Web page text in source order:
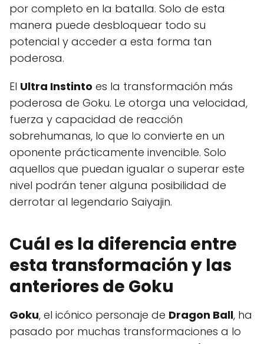
por completo en la batalla. Solo de esta
manera puede desbloquear todo su
potencial y acceder a esta forma tan
poderosa.
El Ultra Instinto es la transformación más
poderosa de Goku. Le otorga una velocidad,
fuerza y capacidad de reacción
sobrehumanas, lo que lo convierte en un
oponente prácticamente invencible. Solo
aquellos que puedan igualar o superar este
nivel podrán tener alguna posibilidad de
derrotar al legendario Saiyajin.
Cuál es la diferencia entre
esta transformación y las
anteriores de Goku
Goku, el icónico personaje de Dragon Ball, ha
pasado por muchas transformaciones a lo